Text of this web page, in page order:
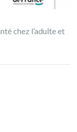
chez l’adulte et